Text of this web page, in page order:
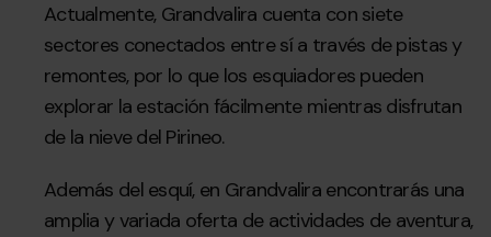
Actualmente, Grandvalira cuenta con siete
sectores conectados entre sí a través de pistas y
remontes, por lo que los esquiadores pueden
explorar la estación fácilmente mientras disfrutan
de la nieve del Pirineo.
Además del esquí, en Grandvalira encontrarás una
amplia y variada oferta de actividades de aventura,